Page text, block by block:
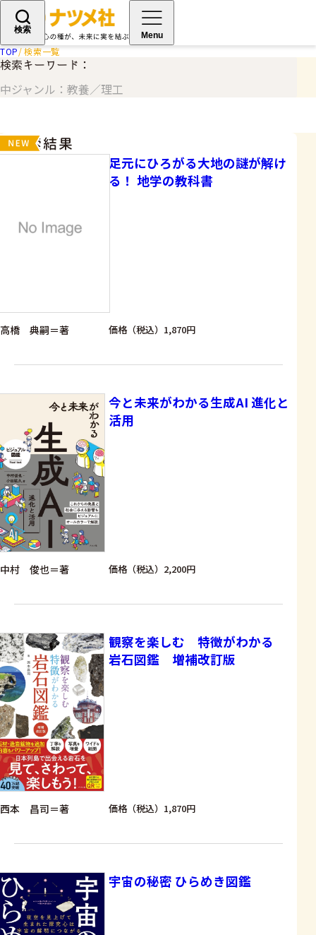
検索
Menu
TOP 検索一覧
検索キーワード：
中ジャンル：教養／理工
検索結果
足元にひろがる大地の謎が解け
る！ 地学の教科書
高橋 典嗣＝著 価格（税込）1,870円
今と未来がわかる生成AI 進化と
活用
中村 俊也＝著 価格（税込）2,200円
観察を楽しむ 特徴がわかる
岩石図鑑 増補改訂版
西本 昌司＝著 価格（税込）1,870円
宇宙の秘密 ひらめき図鑑